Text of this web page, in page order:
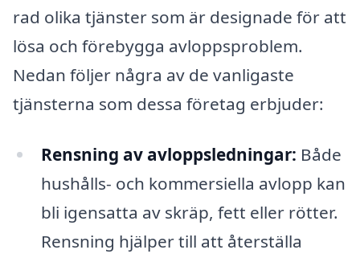
rad olika tjänster som är designade för att
lösa och förebygga avloppsproblem.
Nedan följer några av de vanligaste
tjänsterna som dessa företag erbjuder:
Rensning av avloppsledningar: Både
hushålls- och kommersiella avlopp kan
bli igensatta av skräp, fett eller rötter.
Rensning hjälper till att återställa